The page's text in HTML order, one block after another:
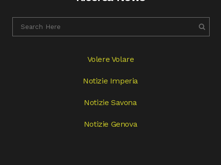
Volere Volare
Notizie Imperia
Notizie Savona
Notizie Genova